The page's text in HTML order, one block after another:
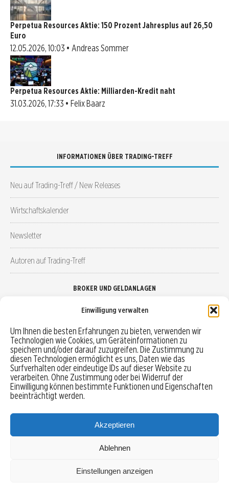
Einwilligung verwalten
Um Ihnen die besten Erfahrungen zu bieten, verwenden wir
Technologien wie Cookies, um Geräteinformationen zu
speichern und/oder darauf zuzugreifen. Die Zustimmung zu
diesen Technologien ermöglicht es uns, Daten wie das
Surfverhalten oder eindeutige IDs auf dieser Website zu
verarbeiten. Ohne Zustimmung oder bei Widerruf der
Einwilligung können bestimmte Funktionen und Eigenschaften
beeinträchtigt werden.
Akzeptieren
Ablehnen
Einstellungen anzeigen
Perpetua Resources Aktie: 150 Prozent Jahresplus auf 26,50
Euro
12.05.2026, 10:03 • Andreas Sommer
Perpetua Resources Aktie: Milliarden-Kredit naht
31.03.2026, 17:33 • Felix Baarz
INFORMATIONEN ÜBER TRADING-TREFF
Neu auf Trading-Treff / New Releases
Wirtschaftskalender
Newsletter
Autoren auf Trading-Treff
BROKER UND GELDANLAGEN
Robo-Advisor vergleichen
Depotvergleich
Festgeld vergleichen
Tagesgeld vergleichen